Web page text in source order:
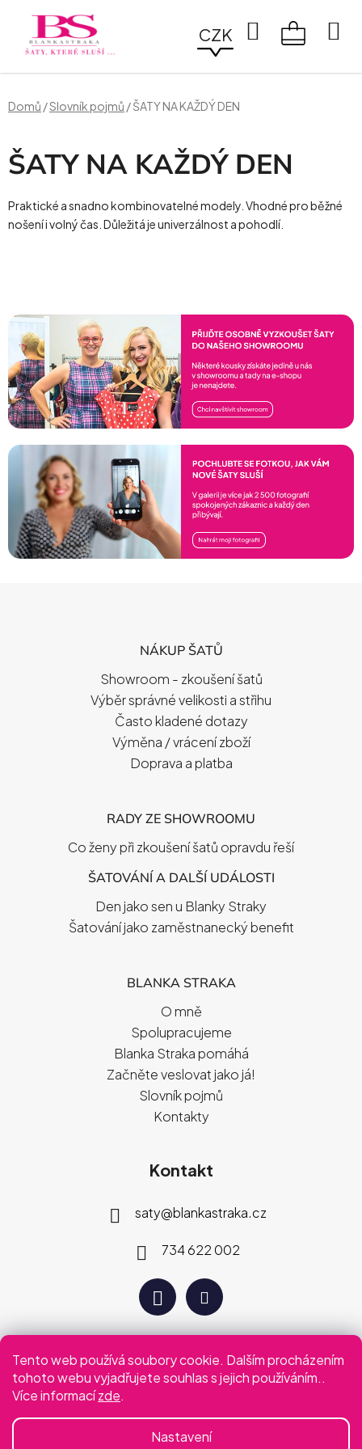
Tento web používá soubory cookie. Dalším procházením
tohoto webu vyjadřujete souhlas s jejich používáním..
Více informacízde.
Nastavení
obsah
CZK
Hledat
Domů /Slovník pojmů /ŠATY NA KAŽDÝ DEN
ŠATY NA KAŽDÝ DEN
Praktické a snadno kombinovatelné modely. Vhodné pro běžné
nošení i volný čas. Důležitá je univerzálnost a pohodlí.
NÁKUP ŠATŮ
Showroom - zkoušení šatů
Výběr správné velikosti a střihu
Často kladené dotazy
Výměna / vrácení zboží
Doprava a platba
RADY ZE SHOWROOMU
Co ženy při zkoušení šatů opravdu řeší
ŠATOVÁNÍ A DALŠÍ UDÁLOSTI
Den jako sen u Blanky Straky
Šatování jako zaměstnanecký benefit
BLANKA STRAKA
O mně
Spolupracujeme
Blanka Straka pomáhá
Začněte veslovat jako já!
Slovník pojmů
Kontakty
Kontakt
saty@blankastraka.cz
734 622 002
Plaťte jak vám vyhovuje
Podmínky ochrany osobních údajů Obchodní podmínky